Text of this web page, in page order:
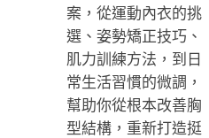
案，從運動內衣的挑
選、姿勢矯正技巧、
肌力訓練方法，到日
常生活習慣的微調，
幫助你從根本改善胸
型結構，重新打造挺